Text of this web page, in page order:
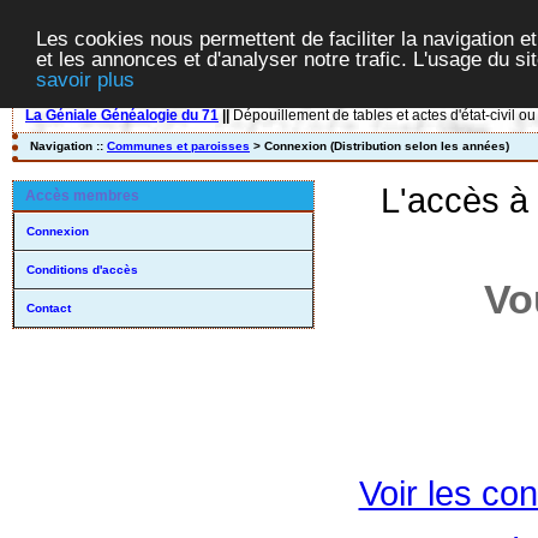
Les cookies nous permettent de faciliter la navigation
et les annonces et d'analyser notre trafic. L'usage du
savoir plus
La Géniale Généalogie du 71 Dépouillement de tables et actes d'état-civil
Navigation :: Communes et paroisses > Connexion (Distribution selon les années)
Accès membres
Connexion
Conditions d'accès
Contact
L'accès
Voir les